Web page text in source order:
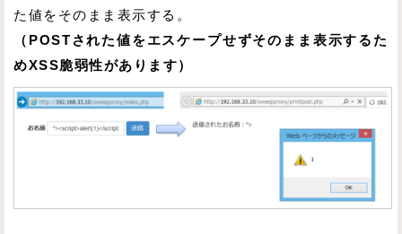
た値をそのまま表示する。
（POSTされた値をエスケープせずそのまま表示するた
めXSS脆弱性があります）